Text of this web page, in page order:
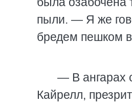
пыли. — Я же
бредем пешком
— В ангарах
Кайрелл,